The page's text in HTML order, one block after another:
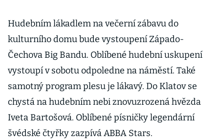
Hudebním lákadlem na večerní zábavu do
kulturního domu bude vystoupení Západo-
Čechova Big Bandu. Oblíbené hudební uskupení
vystoupí v sobotu odpoledne na náměstí. Také
samotný program plesu je lákavý. Do Klatov se
chystá na hudebním nebi znovuzrozená hvězda
Iveta Bartošová. Oblíbené písničky legendární
švédské čtyřky zazpívá ABBA Stars.